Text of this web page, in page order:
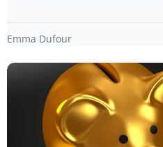
Emma Dufour